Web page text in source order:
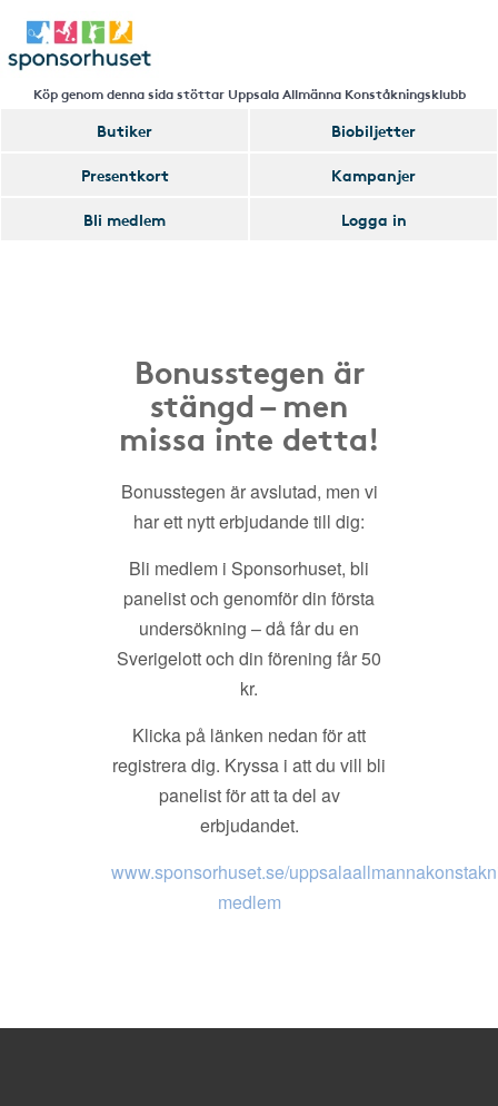
Köp genom denna sida stöttar Uppsala Allmänna Konståkningsklubb
Butiker
Biobiljetter
Presentkort
Kampanjer
Bli medlem
Logga in
Bonusstegen är
stängd – men
missa inte detta!
Bonusstegen är avslutad, men vi
har ett nytt erbjudande till dig:
Bli medlem i Sponsorhuset, bli
panelist och genomför din första
undersökning – då får du en
Sverigelott och din förening får 50
kr.
Klicka på länken nedan för att
registrera dig. Kryssa i att du vill bli
panelist för att ta del av
erbjudandet.
www.sponsorhuset.se/
medlem